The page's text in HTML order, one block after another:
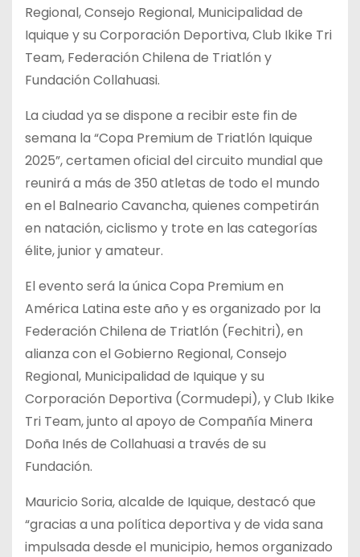
Regional, Consejo Regional, Municipalidad de
Iquique y su Corporación Deportiva, Club Ikike Tri
Team, Federación Chilena de Triatlón y
Fundación Collahuasi.
La ciudad ya se dispone a recibir este fin de
semana la “Copa Premium de Triatlón Iquique
2025”, certamen oficial del circuito mundial que
reunirá a más de 350 atletas de todo el mundo
en el Balneario Cavancha, quienes competirán
en natación, ciclismo y trote en las categorías
élite, junior y amateur.
El evento será la única Copa Premium en
América Latina este año y es organizado por la
Federación Chilena de Triatlón (Fechitri), en
alianza con el Gobierno Regional, Consejo
Regional, Municipalidad de Iquique y su
Corporación Deportiva (Cormudepi), y Club Ikike
Tri Team, junto al apoyo de Compañía Minera
Doña Inés de Collahuasi a través de su
Fundación.
Mauricio Soria, alcalde de Iquique, destacó que
“gracias a una política deportiva y de vida sana
impulsada desde el municipio, hemos organizado